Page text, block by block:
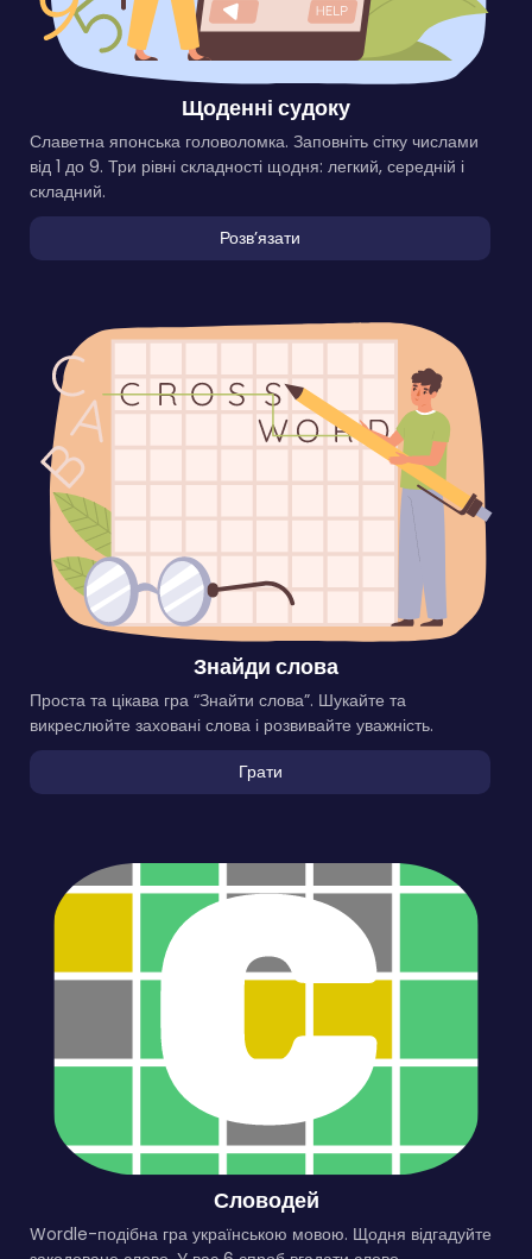
Щоденні судоку
Славетна японська головоломка. Заповніть сітку числами
від 1 до 9. Три рівні складності щодня: легкий, середній і
складний.
Розвʼязати
Знайди слова
Проста та цікава гра “Знайти слова”. Шукайте та
викреслюйте заховані слова і розвивайте уважність.
Грати
Словодей
Wordle-подібна гра українською мовою. Щодня відгадуйте